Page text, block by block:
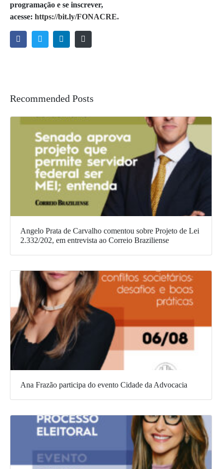
programação e se inscrever,
acesse: https://bit.ly/FONACRE.
Recommended Posts
Angelo Prata de Carvalho comentou sobre Projeto de Lei
2.332/202, em entrevista ao Correio Braziliense
Ana Frazão participa do evento Cidade da Advocacia